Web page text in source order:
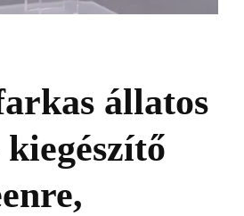
állatos